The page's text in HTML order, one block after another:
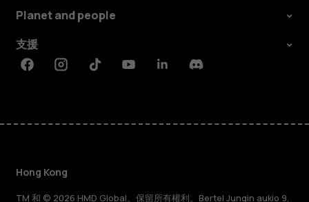
Planet and people
支援
FacebookInstagramTiktokYoutubeLinkedinDiscord
Hong Kong
TM 和 © 2026 HMD Global。保留所有權利。Bertel Jungin aukio 9,